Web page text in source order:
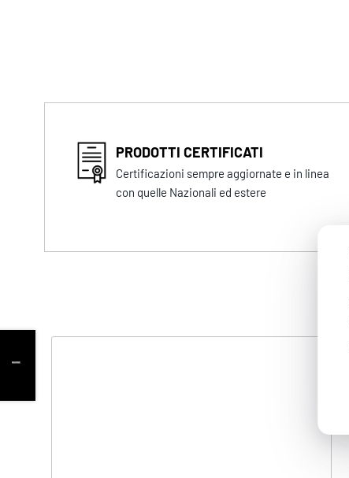
PRODOTTI CERTIFICATI
Certificazioni sempre aggiornate e in linea
con quelle Nazionali ed estere